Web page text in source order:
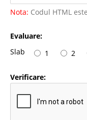
Nota: Codul HTML
Evaluare:
Slab
1 2
Verificare: